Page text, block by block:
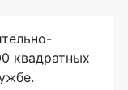
квадратных